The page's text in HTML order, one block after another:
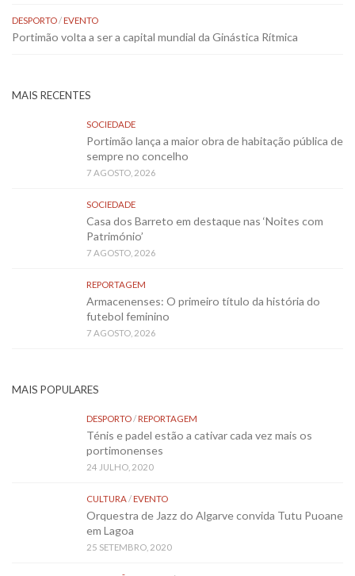
DESPORTO/EVENTO
Portimão volta a ser a capital mundial da Ginástica Rítmica
MAIS RECENTES
SOCIEDADE
Portimão lança a maior obra de habitação pública de
sempre no concelho
7 AGOSTO, 2026
SOCIEDADE
Casa dos Barreto em destaque nas ‘Noites com
Património’
7 AGOSTO, 2026
REPORTAGEM
Armacenenses: O primeiro título da história do
futebol feminino
7 AGOSTO, 2026
MAIS POPULARES
DESPORTO/REPORTAGEM
Ténis e padel estão a cativar cada vez mais os
portimonenses
24 JULHO, 2020
CULTURA/EVENTO
Orquestra de Jazz do Algarve convida Tutu Puoane
em Lagoa
25 SETEMBRO, 2020